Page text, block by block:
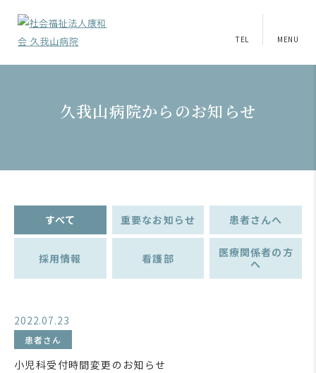
TEL MENU
久我山病院からのお知らせ
すべて 重要なお知らせ 患者さんへ
採用情報 看護部
医療関係者の方
へ
2022.07.23
患者さん
小児科受付時間変更のお知らせ